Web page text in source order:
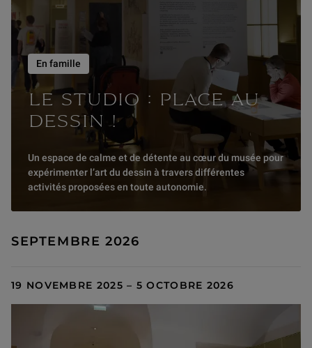
LE STUDIO : PLACE AU
DESSIN !
En famille
Un espace de calme et de détente au cœur du musée pour
expérimenter l’art du dessin à travers différentes
activités proposées en toute autonomie.
SEPTEMBRE 2026
19 NOVEMBRE 2025 – 5 OCTOBRE 2026